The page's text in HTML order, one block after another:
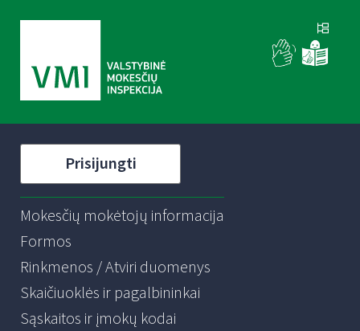
Prisijungti
Mokesčių mokėtojų informacija
Formos
Rinkmenos / Atviri duomenys
Skaičiuoklės ir pagalbininkai
Sąskaitos ir įmokų kodai